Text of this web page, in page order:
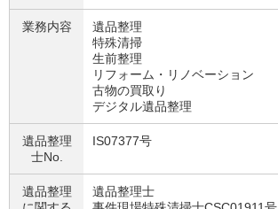
業務内容
遺品整理
特殊清掃
生前整理
リフォーム・リノベーション
古物の買取り
デジタル遺品整理
遺品整理
士No.
IS07377号
遺品整理
遺品整理士